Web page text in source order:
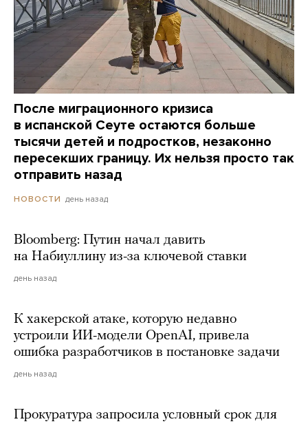
После миграционного кризиса
в испанской Сеуте остаются больше
тысячи детей и подростков, незаконно
пересекших границу. Их нельзя просто так
отправить назад
НОВОСТИ день назад
Bloomberg: Путин начал давить
на Набиуллину из-за ключевой ставки
день назад
К хакерской атаке, которую недавно
устроили ИИ-модели OpenAI, привела
ошибка разработчиков в постановке задачи
день назад
Прокуратура запросила условный срок для